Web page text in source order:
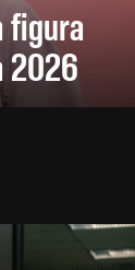
figura
2026